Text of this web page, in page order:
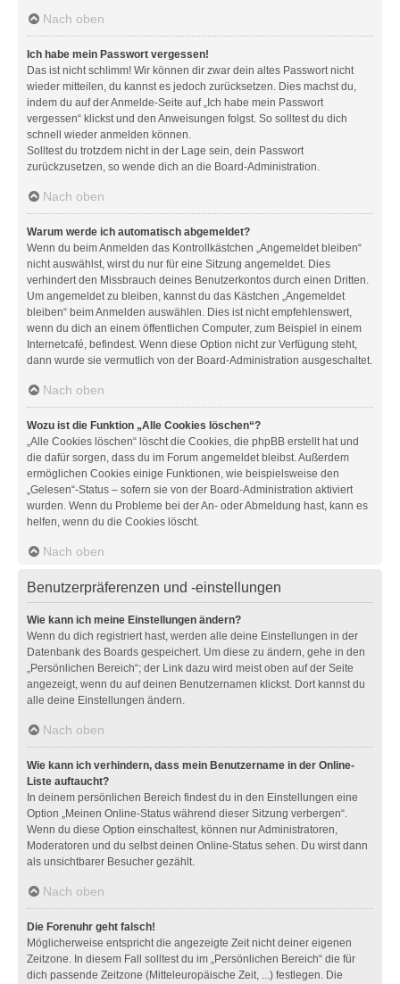
Nach oben
Ich habe mein Passwort vergessen!
Das ist nicht schlimm! Wir können dir zwar dein altes Passwort nicht
wieder mitteilen, du kannst es jedoch zurücksetzen. Dies machst du,
indem du auf der Anmelde-Seite auf „Ich habe mein Passwort
vergessen“ klickst und den Anweisungen folgst. So solltest du dich
schnell wieder anmelden können.
Solltest du trotzdem nicht in der Lage sein, dein Passwort
zurückzusetzen, so wende dich an die Board-Administration.
Nach oben
Warum werde ich automatisch abgemeldet?
Wenn du beim Anmelden das Kontrollkästchen „Angemeldet bleiben“
nicht auswählst, wirst du nur für eine Sitzung angemeldet. Dies
verhindert den Missbrauch deines Benutzerkontos durch einen Dritten.
Um angemeldet zu bleiben, kannst du das Kästchen „Angemeldet
bleiben“ beim Anmelden auswählen. Dies ist nicht empfehlenswert,
wenn du dich an einem öffentlichen Computer, zum Beispiel in einem
Internetcafé, befindest. Wenn diese Option nicht zur Verfügung steht,
dann wurde sie vermutlich von der Board-Administration ausgeschaltet.
Nach oben
Wozu ist die Funktion „Alle Cookies löschen“?
„Alle Cookies löschen“ löscht die Cookies, die phpBB erstellt hat und
die dafür sorgen, dass du im Forum angemeldet bleibst. Außerdem
ermöglichen Cookies einige Funktionen, wie beispielsweise den
„Gelesen“-Status – sofern sie von der Board-Administration aktiviert
wurden. Wenn du Probleme bei der An- oder Abmeldung hast, kann es
helfen, wenn du die Cookies löscht.
Nach oben
Benutzerpräferenzen und -einstellungen
Wie kann ich meine Einstellungen ändern?
Wenn du dich registriert hast, werden alle deine Einstellungen in der
Datenbank des Boards gespeichert. Um diese zu ändern, gehe in den
„Persönlichen Bereich“; der Link dazu wird meist oben auf der Seite
angezeigt, wenn du auf deinen Benutzernamen klickst. Dort kannst du
alle deine Einstellungen ändern.
Nach oben
Wie kann ich verhindern, dass mein Benutzername in der Online-
Liste auftaucht?
In deinem persönlichen Bereich findest du in den Einstellungen eine
Option „Meinen Online-Status während dieser Sitzung verbergen“.
Wenn du diese Option einschaltest, können nur Administratoren,
Moderatoren und du selbst deinen Online-Status sehen. Du wirst dann
als unsichtbarer Besucher gezählt.
Nach oben
Die Forenuhr geht falsch!
Möglicherweise entspricht die angezeigte Zeit nicht deiner eigenen
Zeitzone. In diesem Fall solltest du im „Persönlichen Bereich“ die für
dich passende Zeitzone (Mitteleuropäische Zeit, ...) festlegen. Die